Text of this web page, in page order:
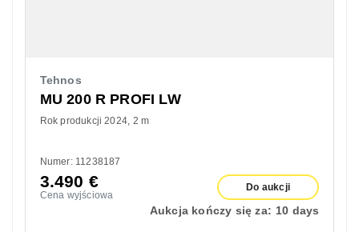
Tehnos
MU 200 R PROFI LW
Rok produkcji 2024 2 m
Numer: 11238187
3.490 €
Cena wyjściowa
Do aukcji
Aukcja kończy się za: 10 days